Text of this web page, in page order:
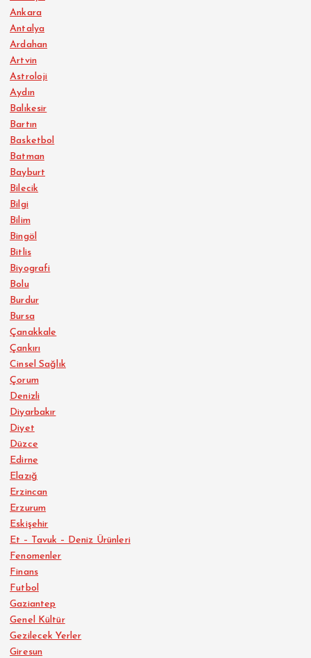
Ankara
Antalya
Ardahan
Artvin
Astroloji
Aydın
Balıkesir
Bartın
Basketbol
Batman
Bayburt
Bilecik
Bilgi
Bilim
Bingöl
Bitlis
Biyografi
Bolu
Burdur
Bursa
Çanakkale
Çankırı
Cinsel Sağlık
Çorum
Denizli
Diyarbakır
Diyet
Düzce
Edirne
Elazığ
Erzincan
Erzurum
Eskişehir
Et – Tavuk – Deniz Ürünleri
Fenomenler
Finans
Futbol
Gaziantep
Genel Kültür
Gezilecek Yerler
Giresun